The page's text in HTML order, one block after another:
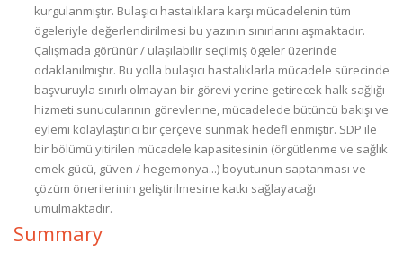
kurgulanmıştır. Bulaşıcı hastalıklara karşı mücadelenin tüm
ögeleriyle değerlendirilmesi bu yazının sınırlarını aşmaktadır.
Çalışmada görünür / ulaşılabilir seçilmiş ögeler üzerinde
odaklanılmıştır. Bu yolla bulaşıcı hastalıklarla mücadele sürecinde
başvuruyla sınırlı olmayan bir görevi yerine getirecek halk sağlığı
hizmeti sunucularının görevlerine, mücadelede bütüncü bakışı ve
eylemi kolaylaştırıcı bir çerçeve sunmak hedefl enmiştir. SDP ile
bir bölümü yitirilen mücadele kapasitesinin (örgütlenme ve sağlık
emek gücü, güven / hegemonya...) boyutunun saptanması ve
çözüm önerilerinin geliştirilmesine katkı sağlayacağı
umulmaktadır.
Summary